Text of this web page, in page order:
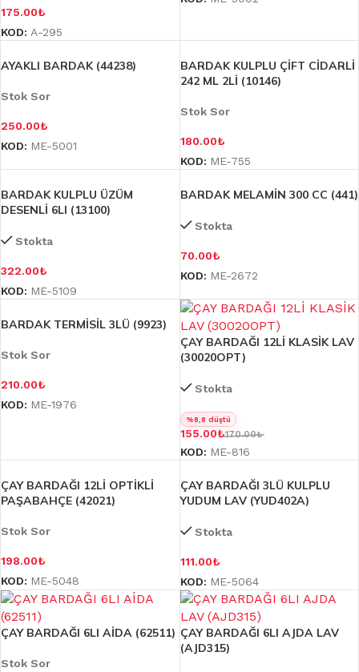
175.00₺
KOD: A-295
AYAKLI BARDAK (44238)
Stok Sor
250.00₺
KOD: ME-5001
BARDAK KULPLU ÇİFT CİDARLİ
242 ML 2Lİ (10146)
Stok Sor
180.00₺
KOD: ME-755
BARDAK KULPLU ÜZÜM
DESENLİ 6LI (13100)
Stokta
322.00₺
KOD: ME-5109
BARDAK MELAMİN 300 CC (441)
Stokta
70.00₺
KOD: ME-2672
BARDAK TERMİSİL 3LÜ (9923)
Stok Sor
210.00₺
KOD: ME-1976
ÇAY BARDAĞI 12Lİ KLASİK LAV
(30020OPT)
Stokta
%8,8 düştü
155.00₺170.00₺
KOD: ME-816
ÇAY BARDAĞI 12Lİ OPTİKLİ
PAŞABAHÇE (42021)
Stok Sor
198.00₺
KOD: ME-5048
ÇAY BARDAĞI 3LÜ KULPLU
YUDUM LAV (YUD402A)
Stokta
111.00₺
KOD: ME-5064
ÇAY BARDAĞI 6LI AİDA (62511)
Stok Sor
ÇAY BARDAĞI 6LI AJDA LAV
(AJD315)